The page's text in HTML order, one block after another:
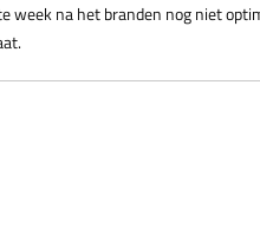
na het branden nog niet